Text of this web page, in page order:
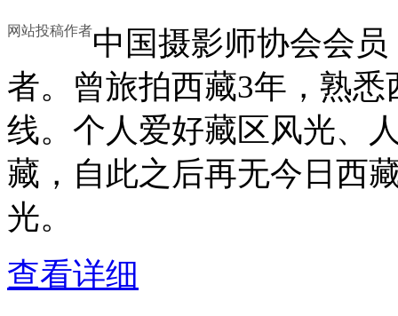
网站投稿作者中国摄影师协会会
者。曾旅拍西藏3年，熟
线。个人爱好藏区风光、
藏，自此之后再无今日西
光。
查看详细